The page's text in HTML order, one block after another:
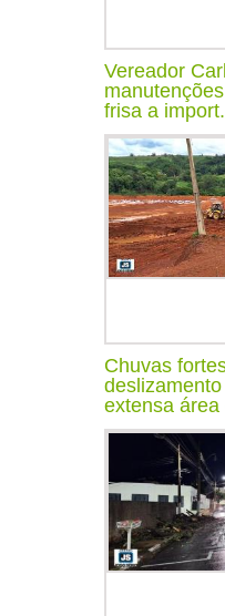
Vereador
frisa a
Chuvas
extensa